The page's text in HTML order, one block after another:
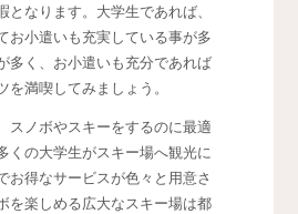
となります。大学生であれば、
お小遣いも充実している事が多
多く、お小遣いも充分であれば
を満喫してみましょう。
スノボやスキーをするのに最適
くの大学生がスキー場へ観光に
お得なサービスが色々と用意さ
を楽しめる広大なスキー場は都